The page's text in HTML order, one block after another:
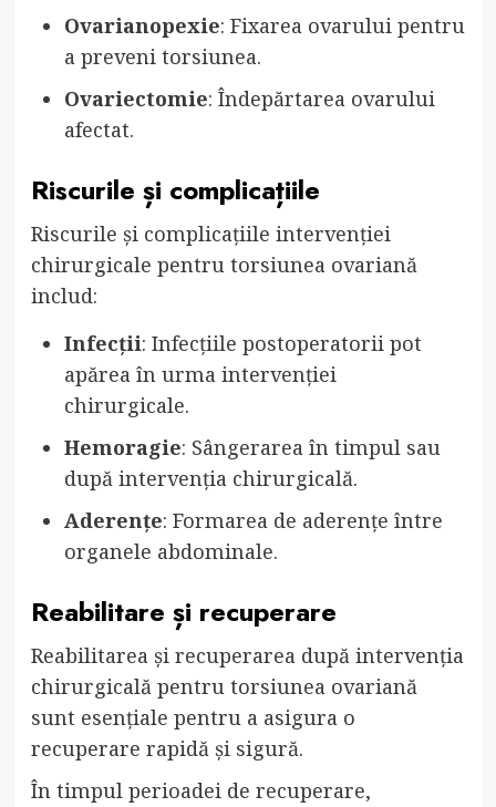
Ovarianopexie: Fixarea ovarului pentru
a preveni torsiunea.
Ovariectomie: Îndepărtarea ovarului
afectat.
Riscurile și complicațiile
Riscurile și complicațiile intervenției
chirurgicale pentru torsiunea ovariană
includ:
Infecții: Infecțiile postoperatorii pot
apărea în urma intervenției
chirurgicale.
Hemoragie: Sângerarea în timpul sau
după intervenția chirurgicală.
Aderențe: Formarea de aderențe între
organele abdominale.
Reabilitare și recuperare
Reabilitarea și recuperarea după intervenția
chirurgicală pentru torsiunea ovariană
sunt esențiale pentru a asigura o
recuperare rapidă și sigură.
În timpul perioadei de recuperare,